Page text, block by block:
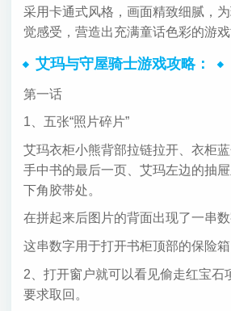
采用卡通式风格，画面精致细腻，
觉感受，营造出充满童话色彩的游戏
艾玛与守屋骑士游戏攻略：
第一话
1、五张“照片碎片”
艾玛衣柜小熊背部拉链拉开、衣柜
手中书的最后一页、艾玛左边的抽
下角胶带处。
在拼起来后图片的背面出现了一串
这串数字用于打开书柜顶部的保险箱
2、打开窗户就可以看见偷走红宝石
要求取回。